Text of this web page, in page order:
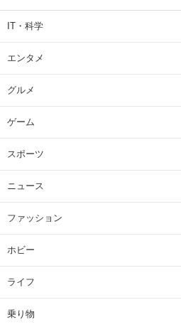
IT・科学
エンタメ
グルメ
ゲーム
スポーツ
ニュース
ファッション
ホビー
ライフ
乗り物